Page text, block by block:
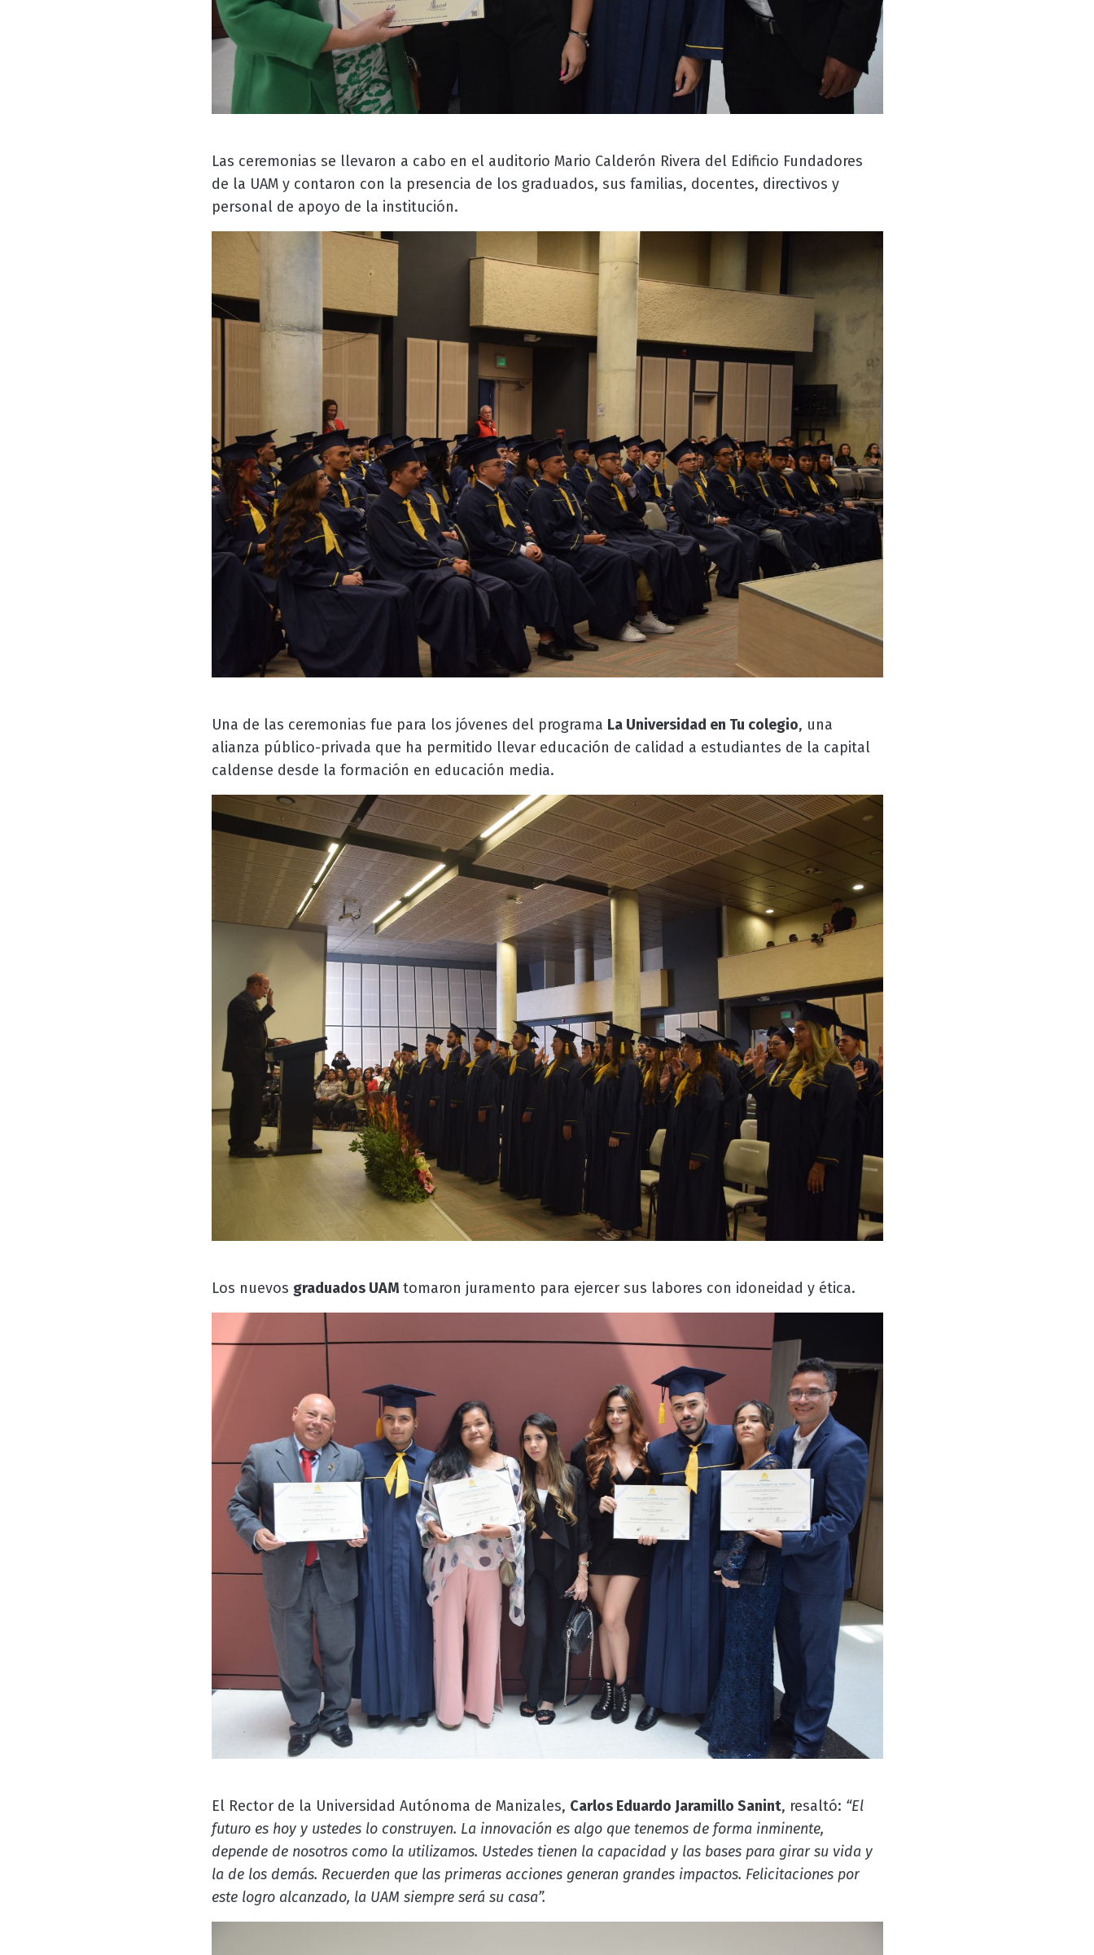
Las ceremonias se llevaron a cabo en el auditorio Mario Calderón Rivera del Edificio Fundadores
de la UAM y contaron con la presencia de los graduados, sus familias, docentes, directivos y
personal de apoyo de la institución.
Una de las ceremonias fue para los jóvenes del programa La Universidad en Tu colegio, una
alianza público-privada que ha permitido llevar educación de calidad a estudiantes de la capital
caldense desde la formación en educación media.
Los nuevos graduados UAM tomaron juramento para ejercer sus labores con idoneidad y ética.
El Rector de la Universidad Autónoma de Manizales, Carlos Eduardo Jaramillo Sanint, resaltó: “El
futuro es hoy y ustedes lo construyen. La innovación es algo que tenemos de forma inminente,
depende de nosotros como la utilizamos. Ustedes tienen la capacidad y las bases para girar su vida y
la de los demás. Recuerden que las primeras acciones generan grandes impactos. Felicitaciones por
este logro alcanzado, la UAM siempre será su casa”.